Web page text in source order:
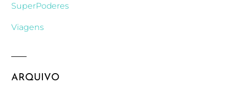
SuperPoderes
Viagens
ARQUIVO